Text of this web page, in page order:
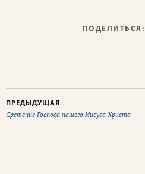
ПОДЕЛИТЬСЯ:
ПРЕДЫДУЩАЯ
Сретение Господа нашего Иисуса Христа